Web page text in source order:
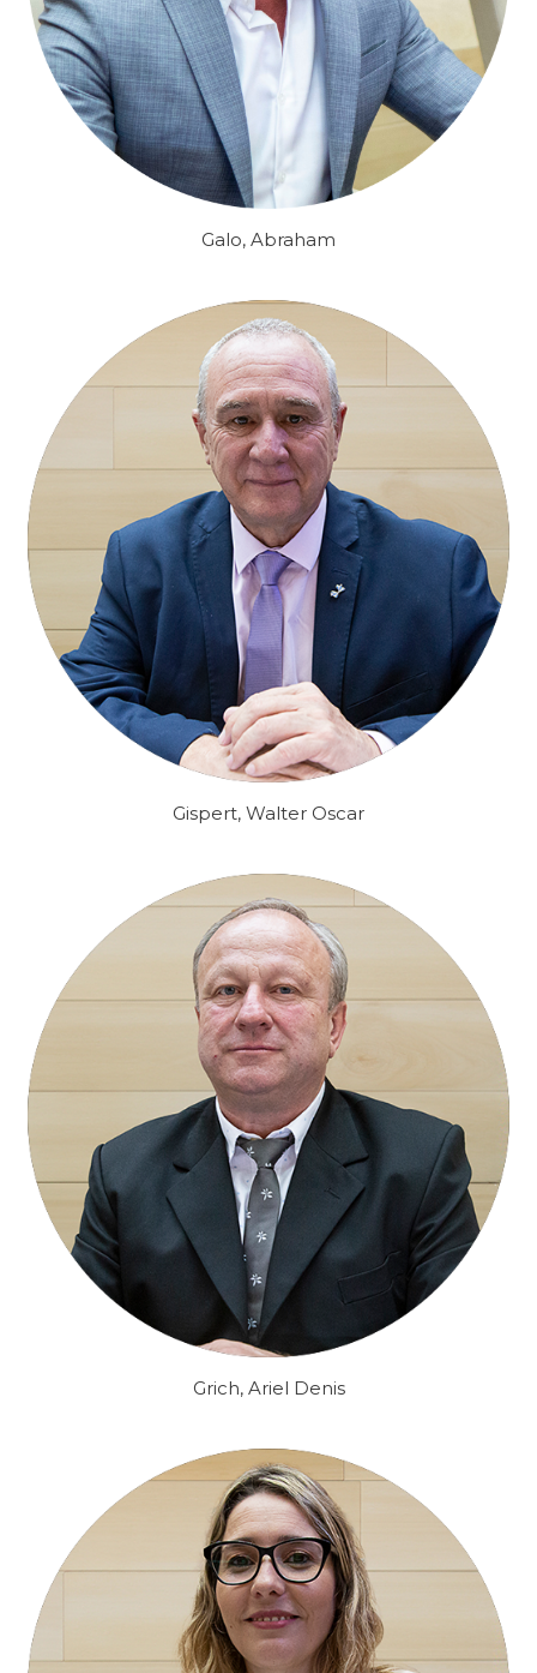
Galo, Abraham
Gispert, Walter Oscar
Grich, Ariel Denis